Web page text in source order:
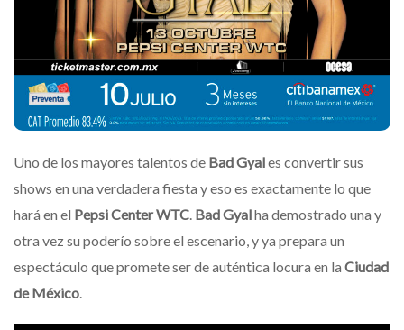
Uno de los mayores talentos de Bad Gyales convertir sus
shows en una verdadera fiesta y eso es exactamente lo que
hará en el Pepsi Center WTC. Bad Gyalha demostrado una y
otra vez su poderío sobre el escenario, y ya prepara un
espectáculo que promete ser de auténtica locura en la Ciudad
de México.